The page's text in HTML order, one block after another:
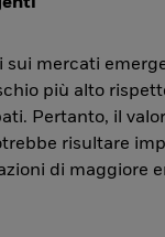
sui mercati
più alto
Pertanto, il
risultare
di maggiore